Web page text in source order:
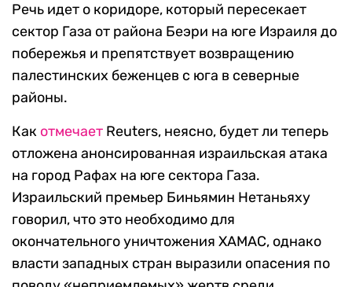
Речь идет о коридоре, который пересекает
сектор Газа от района Беэри на юге Израиля до
побережья и препятствует возвращению
палестинских беженцев с юга в северные
районы.
Как отмечает Reuters, неясно, будет ли теперь
отложена анонсированная израильская атака
на город Рафах на юге сектора Газа.
Израильский премьер Биньямин Нетаньяху
говорил, что это необходимо для
окончательного уничтожения ХАМАС, однако
власти западных стран выразили опасения по